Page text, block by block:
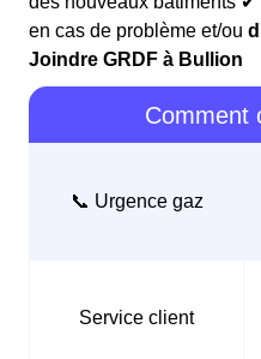
en cas de problème et/ou
Joindre GRDF à Bullion
Comment
📞 Urgence gaz
Service client